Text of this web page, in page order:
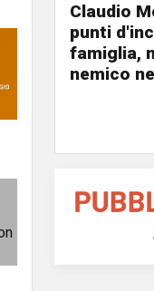
Claudio
punti
famiglia,
nemico